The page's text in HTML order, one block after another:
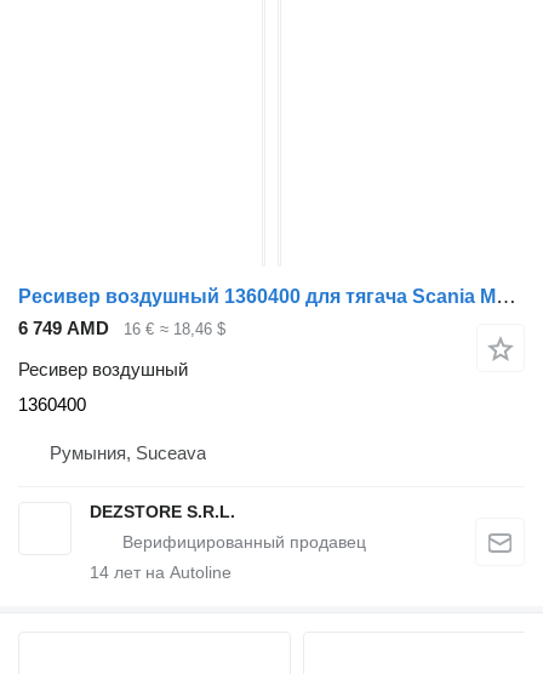
Ресивер воздушный 1360400 для тягача Scania MODEL R
6 749 AMD 16 € ≈ 18,46 $
Ресивер воздушный
1360400
Румыния, Suceava
DEZSTORE S.R.L.
14 лет на Autoline